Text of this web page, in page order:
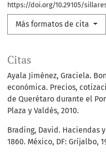
https://doi.org/10.29105/
Más formatos de cita
Citas
Ayala Jiménez, Graciela.
económica. Precios,
de Querétaro durante el
Plaza y Valdés, 2010.
Brading, David. Haciendas
1860. México, DF: Grijalbo,